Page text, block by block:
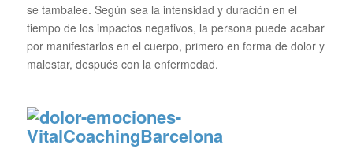
se tambalee. Según sea la intensidad y duración en el
tiempo de los impactos negativos, la persona puede acabar
por manifestarlos en el cuerpo, primero en forma de dolor y
malestar, después con la enfermedad.